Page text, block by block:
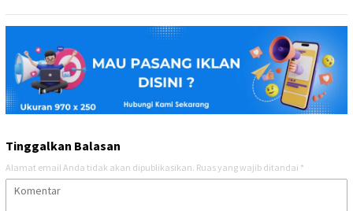
Tinggalkan Balasan
Alamat email Anda tidak akan dipublikasikan. Ruas yang wajib ditandai *